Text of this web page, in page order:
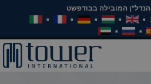
המובילה בבודפשט